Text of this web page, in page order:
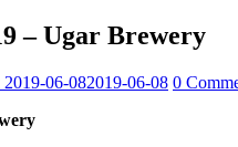
– Ugar Brewery
2019-06-082019-06-08 0